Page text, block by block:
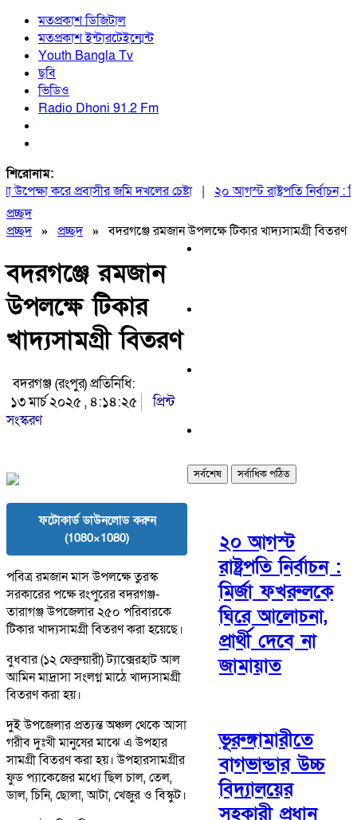
মতপ্রকাশ ডিজিটাল
মতপ্রকাশ ইন্টারটেইন্মেন্ট
Youth Bangla Tv
ছবি
ভিডিও
Radio Dhoni 91.2 Fm
শিরোনাম:
করে প্রবাসীর জমি দখলের চেষ্টা| ২০ আগস্ট রাষ্ট্রপতি নির্বাচন :
প্রচ্ছদ
প্রচ্ছদ» প্রচ্ছদ»বদরগঞ্জে রমজান উপলক্ষে টিকার খাদ্যসামগ্রী বিতরণ
বদরগঞ্জে রমজান
উপলক্ষে টিকার
খাদ্যসামগ্রী বিতরণ
বদরগঞ্জ (রংপুর) প্রতিনিধি:
১৩ মার্চ ২০২৫ , ৪:১৪:২৫
প্রিন্ট
সংস্করণ
ফটোকার্ড ডাউনলোড করুন
(1080×1080)
পবিত্র রমজান মাস উপলক্ষে তুরস্ক
সরকারের পক্ষে রংপুরের বদরগঞ্জ-
তারাগঞ্জ উপজেলার ২৫০ পরিবারকে
টিকার খাদ্যসামগ্রী বিতরণ করা হয়েছে।
বুধবার (১২ ফেব্রুয়ারী) ট্যাক্সেরহাট আল
আমিন মাদ্রাসা সংলগ্ন মাঠে খাদ্যসামগ্রী
বিতরণ করা হয়।
দুই উপজেলার প্রত্যন্ত অঞ্চল থেকে আসা
গরীব দুঃখী মানুষের মাঝে এ উপহার
সামগ্রী বিতরণ করা হয়। উপহারসামগ্রীর
ফুড প্যাকেজের মধ্যে ছিল চাল, তেল,
ডাল, চিনি, ছোলা, আটা, খেজুর ও বিস্কুট।
সর্বশেষ সর্বাধিক পঠিত
২০ আগস্ট
রাষ্ট্রপতি নির্বাচন :
মির্জা ফখরুলকে
ঘিরে আলোচনা,
প্রার্থী দেবে না
জামায়াত
ভূরুঙ্গামারীতে
বাগভান্ডার উচ্চ
বিদ্যালয়ের
সহকারী প্রধান